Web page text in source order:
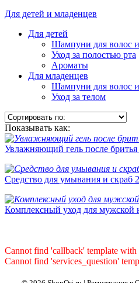
Для детей и младенцев
Для детей
Шампуни для волос и
Уход за полостью рта
Ароматы
Для младенцев
Шампуни для волос и
Уход за телом
Показывать как:
Увлажняющий гель после
Средство для умывания и скраб
Комплексный уход для мужской
Cannot find 'callback' template with
Cannot find 'services_question'